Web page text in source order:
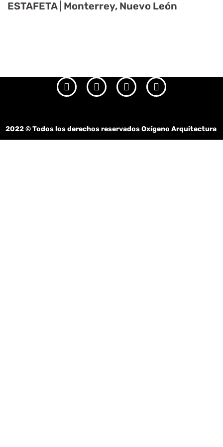
ESTAFETA | Monterrey, Nuevo León
2022© Todos los derechos reservados Oxígeno Arquitectura